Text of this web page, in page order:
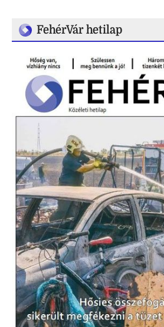
FehérVár hetilap